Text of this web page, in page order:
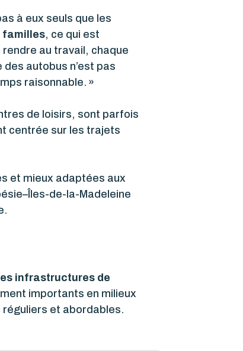
à eux seuls que les
familles, ce qui est
rendre au travail, chaque
autobus n’est pas
raisonnable. »
de loisirs, sont parfois
centrée sur les trajets
et mieux adaptées aux
de-la-Madeleine
infrastructures de
importants en milieux
réguliers et abordables.